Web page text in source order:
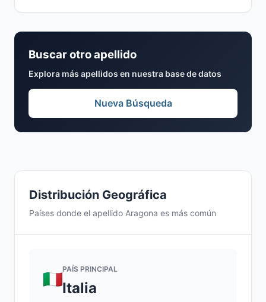
Distribución Geográfica
Países donde el apellido Aragona es más común
PAÍS PRINCIPAL
Italia
Buscar otro apellido
Explora más apellidos en nuestra base de datos
Nueva Búsqueda